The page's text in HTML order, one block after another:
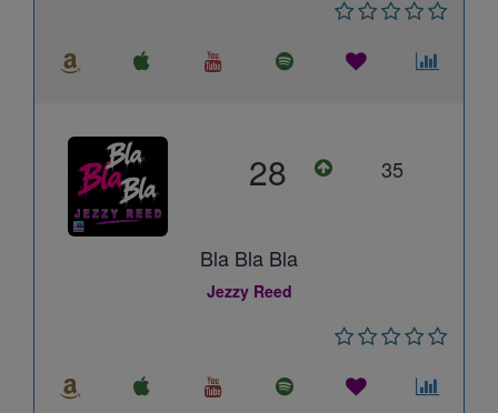
28 35
Bla Bla Bla
Jezzy Reed